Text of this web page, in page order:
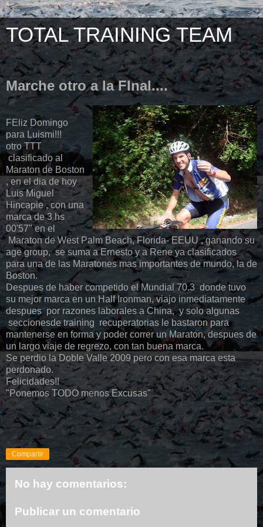
TOTAL TRAINING TEAM
Marche otro a la FInal....
FEliz Domingo
para Luismi!!!
otro TTT
clasificado al
Maraton de Boston
, en el dia de hoy
Luis Miguel
Hincapie , con una
marca de 3 hs
00'57" en el
Maraton de West Palm Beach, Florida- EEUU , ganando su
age group, se suma a Ernesto y a Rene ya clasificados
para una de las Maratones mas importantes de mundo, la de
Boston.
Despues de haber competido el Mundial 70.3 donde tuvo
su mejor marca en un Half Ironman, viajo inmediatamente
despues por razones laborales a China, y solo algunas
seccionesde training recuperatorias le bastaron para
mantenerse en forma y poder correr un Maraton, despues de
un largo viaje de regrezo, con tan buena marca.
Se perdio la Doble Valle 2009 pero con esa marca esta
perdonado.
Felicidades!!
"Ponemos TODO menos Excusas"
Compartir
No hay comentarios:
Publicar un comentario